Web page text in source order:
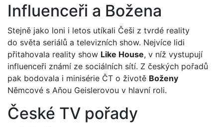
Influenceři a Božena
Stejně jako loni i letos utíkali Češi z tvrdé reality
do světa seriálů a televizních show. Nejvíce lidi
přitahovala reality show Like House, v níž vystupují
influenceři známí ze sociálních sítí. Z českých pořadů
pak bodovala i minisérie ČT o životě Boženy
Němcové s Aňou Geislerovou v hlavní roli.
České TV pořady